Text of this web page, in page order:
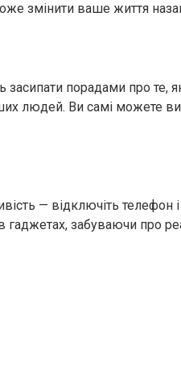
змінити ваше життя
порадами про те,
людей. Ви самі можете
— відключіть телефон і
гаджетах, забуваючи про